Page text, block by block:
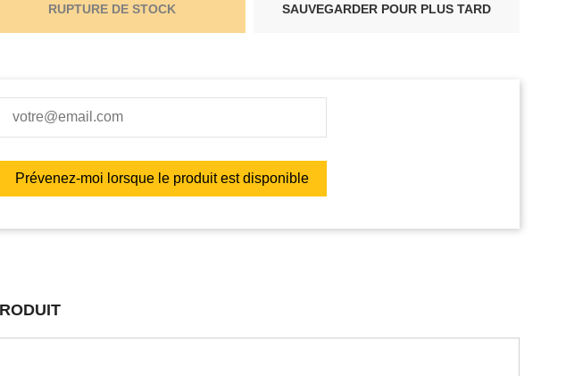
RUPTURE DE STOCK SAUVEGARDER POUR PLUS TARD